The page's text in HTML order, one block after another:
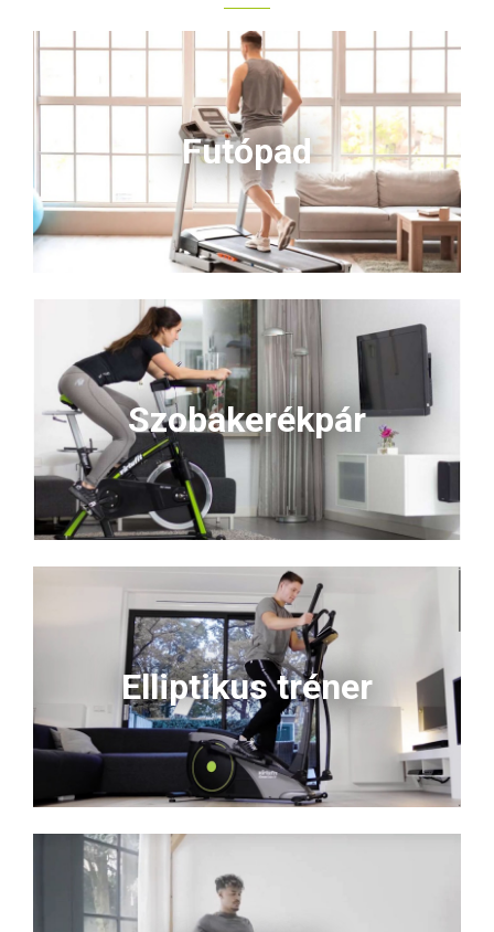
Futópad
Szobakerékpár
Elliptikus tréner